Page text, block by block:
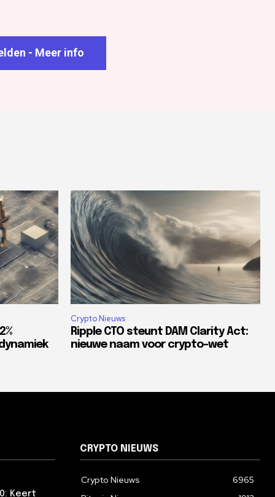
- Meer info
Crypto Nieuws
Ripple CTO steunt DAM Clarity Act:
nieuwe naam voor crypto-wet
Keert
CRYPTO NIEUWS
Crypto Nieuws
6965